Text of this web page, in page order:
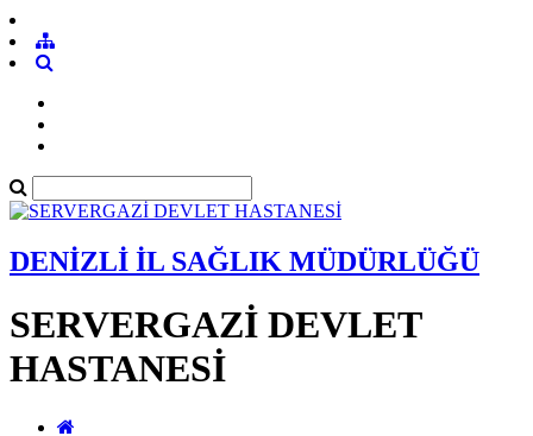
DENİZLİ İL SAĞLIK MÜDÜRLÜĞÜ
SERVERGAZİ DEVLET
HASTANESİ